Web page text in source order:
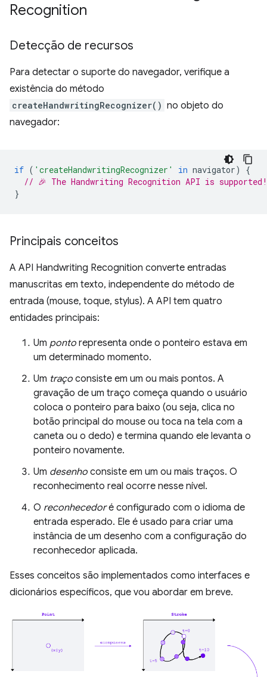
Recognition
Detecção de recursos
Para detectar o suporte do navegador, verifique a
existência do método
createHandwritingRecognizer() no objeto do
navegador:
if ( 'createHandwritingRecognizer' in navigator)
{
// 🎉 The Handwriting Recognition API is supported!
}
Principais conceitos
A API Handwriting Recognition converte entradas
manuscritas em texto, independente do método de
entrada (mouse, toque, stylus). A API tem quatro
entidades principais:
Um ponto representa onde o ponteiro estava em
um determinado momento.
Um traço consiste em um ou mais pontos. A
gravação de um traço começa quando o usuário
coloca o ponteiro para baixo (ou seja, clica no
botão principal do mouse ou toca na tela com a
caneta ou o dedo) e termina quando ele levanta o
ponteiro novamente.
Um desenho consiste em um ou mais traços. O
reconhecimento real ocorre nesse nível.
O reconhecedoré configurado com o idioma de
entrada esperado. Ele é usado para criar uma
instância de um desenho com a configuração do
reconhecedor aplicada.
Esses conceitos são implementados como interfaces e
dicionários específicos, que vou abordar em breve.